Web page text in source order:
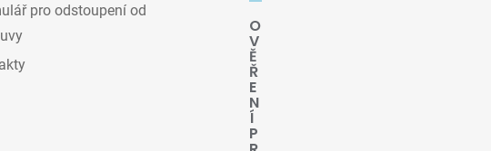
pro odstoupení od
O
V
Ě
Ř
E
N
Í
P